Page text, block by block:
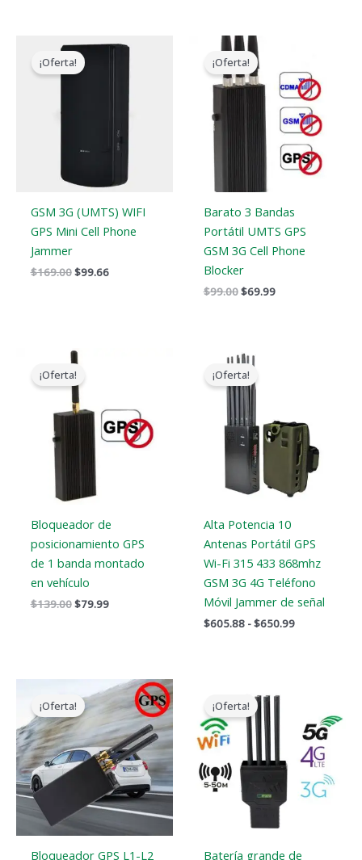
¡Oferta!
GSM 3G (UMTS) WIFI
GPS Mini Cell Phone
Jammer
$169.00
El
precio
original
$99.66
El
$99.66.
¡Oferta!
Barato 3 Bandas
Portátil UMTS GPS
GSM 3G Cell Phone
Blocker
$99.00
El
precio
original
era:
$99.00.
$69.99
actual
es:
$69.99.
¡Oferta!
Bloqueador de
posicionamiento GPS
de 1 banda montado
en vehículo
$139.00
El
precio
original
era:
$139.00.
$79.99
$79.99.
¡Oferta!
Alta Potencia 10
Antenas Portátil GPS
Wi-Fi 315 433 868mhz
GSM 3G 4G Teléfono
Móvil Jammer de señal
$605.88 -$650.99
$650.99
¡Oferta!
Bloqueador GPS L1-L2
precio
original
era:
$159.00.
El
precio
actual
es:
$89.58.
¡Oferta!
Batería grande de
precio
original
era:
$1,199.00.
es:
$735.99.